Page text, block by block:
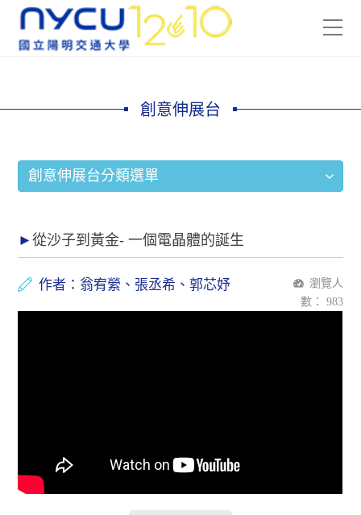
創意伸展台
創意伸展台分類選單
從沙子到黃金- 一個電晶體的誕生
作者：翁宥縈、張丞希、郭芯妤
瀏覽人
數： 983